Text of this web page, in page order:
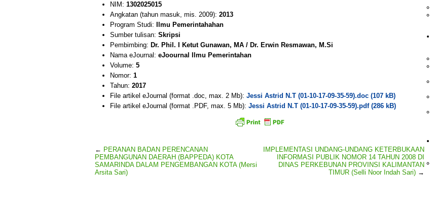
NIM: 1302025015
Angkatan (tahun masuk, mis. 2009): 2013
Program Studi:
Ilmu Pemerintahahan
Sumber tulisan: Skripsi
Pembimbing: Dr. Phil. I Ketut Gunawan, MA / Dr. Erwin Resmawan, M.Si
Nama eJournal: eJoournal Ilmu Pemerintahan
Volume: 5
Nomor: 1
Tahun: 2017
File artikel eJournal (format .doc, max. 2 Mb): Jessi Astrid N.T (01-10-17-09-35-59).doc (107 kB)
File artikel eJournal (format .PDF, max. 5 Mb): Jessi Astrid N.T (01-10-17-09-35-59).pdf (286 kB)
← PERANAN BADAN PERENCANAN
PEMBANGUNAN DAERAH (BAPPEDA) KOTA
SAMARINDA DALAM PENGEMBANGAN KOTA (Mersi
Arsita Sari)
IMPLEMENTASI UNDANG-UNDANG KETERBUKAAN
INFORMASI PUBLIK NOMOR 14 TAHUN 2008 DI
DINAS PERKEBUNAN PROVINSI KALIMANTAN
TIMUR (Selli Noor Indah Sari) →